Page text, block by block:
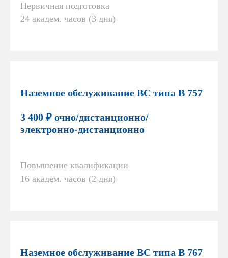
Первичная подготовка
24 академ. часов (3 дня)
Наземное обслуживание ВС типа В 757
3 400 ₽ очно/дистанционно/
электронно-дистанционно
Повышение квалификации
16 академ. часов (2 дня)
Наземное обслуживание ВС типа В 767